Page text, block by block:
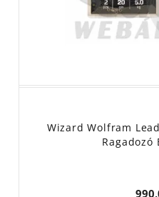
Wizard Wolfram
Ragadozó